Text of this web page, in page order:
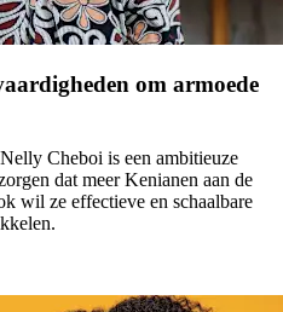
om armoede
Cheboi is een ambitieuze
dat meer Kenianen aan de
wil ze effectieve en schaalbare